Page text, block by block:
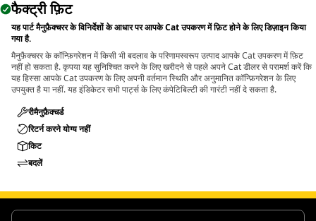
Applications:
The Pin Driver is used during maintenance and repair
activities where large pins and bolts are fitted within
assemblies and applied directly to the pin or bolt to push it
out using controlled force.
फैक्ट्री फ़िट
यह पार्ट मैनुफ़ैक्चरर के विनिर्देशों के आधार पर आपके Cat उपकरण में फ़िट होने के लिए डिज़ाइन किया
गया है.
मैनुफ़ैक्चरर के कॉन्फ़िगरेशन में किसी भी बदलाव के परिणामस्वरूप उत्पाद आपके Cat उपकरण में फ़िट
नहीं हो सकता है. कृपया यह सुनिश्चित करने के लिए खरीदने से पहले अपने Cat डीलर से परामर्श करें कि
यह हिस्सा आपके Cat उपकरण के लिए अपनी वर्तमान स्थिति और अनुमानित कॉन्फ़िगरेशन के लिए
उपयुक्त है या नहीं. यह इंडिकेटर सभी पार्ट्स के लिए कंपेटिबिल्टी की गारंटी नहीं दे सकता है.
रीमैनुफ़ैक्चर्ड
रिटर्न करने योग्य नहीं
किट
बदलें